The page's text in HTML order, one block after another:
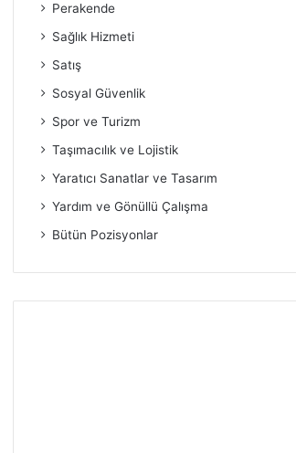
Perakende
Sağlık Hizmeti
Satış
Sosyal Güvenlik
Spor ve Turizm
Taşımacılık ve Lojistik
Yaratıcı Sanatlar ve Tasarım
Yardım ve Gönüllü Çalışma
Bütün Pozisyonlar